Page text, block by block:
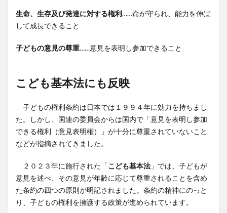
生命、生存及び発達に対する権利……命が守られ、能力を伸ば
して成長できること
子どもの意見の尊重……意見を表明し参加できること
こども基本法にも反映
子どもの権利条約は日本では１９９４年に効力を持ちまし
た。しかし、国連の委員会からは国内で「意見を表明し参加
できる権利（意見表明権）」が十分に尊重されていないこと
などが指摘されてきました。
２０２３年に施行された「こども基本法 」では、子どもが
意見を述べ、その意見が年齢に応じて尊重されることを含め
た条約の四つの原則が明記されました。条約の精神にのっと
り、子どもの権利を擁護する政策が進められています。